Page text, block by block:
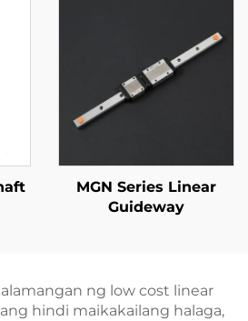
MGN Series Linear
Guideway
ng low cost linear
hindi maikakailang halaga,